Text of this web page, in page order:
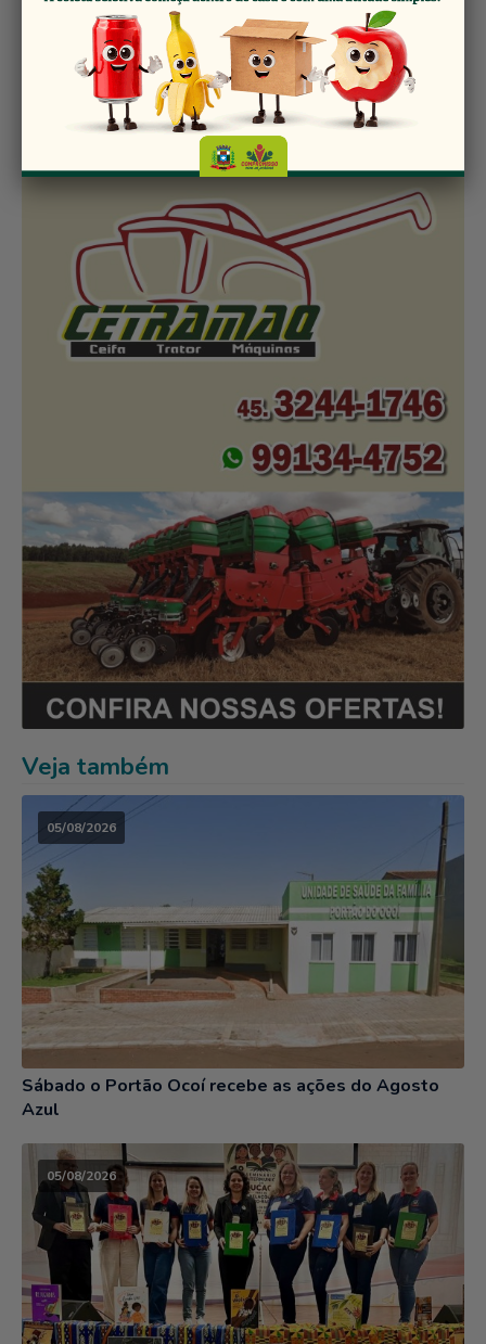
Compartilhe:
Veja também
05/08/2026
Sábado o Portão Ocoí recebe as ações do Agosto
Azul
05/08/2026